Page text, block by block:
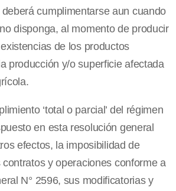
cumplimentarse aun cuando
disponga, al momento de producir
de los productos
producción y/o superficie afectada
‘total o parcial’ del régimen
en esta resolución general
efectos, la imposibilidad de
y operaciones conforme a
N° 2596, sus modificatorias y